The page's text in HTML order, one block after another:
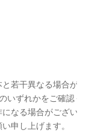
若干異なる場合がござ
いずれかをご確認くださ
なる場合がございます
申し上げます。